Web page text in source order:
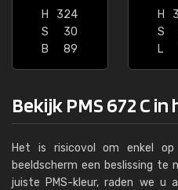
H
324
S
30
B
89
H
S
L
Bekijk PMS 672 C
Het is risicovol om enkel
beeldscherm een beslissing te
juiste PMS-kleur, raden we u